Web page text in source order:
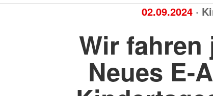
02.09.2024 ·
Wir fahren
Neues E-